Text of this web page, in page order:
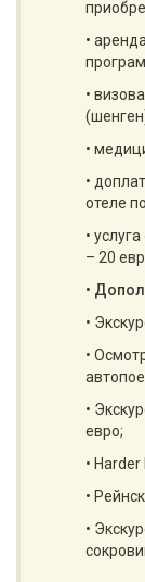
•
•
•
•
отеле
•
– 20
•
•
•
•
евро;
•
•
•